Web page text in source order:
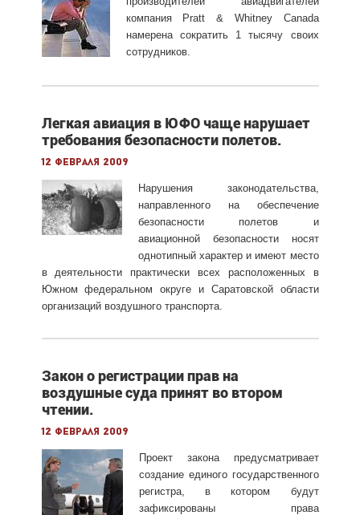
компания Pratt & Whitney Canada
намерена сократить 1 тысячу своих
сотрудников.
Легкая авиация в ЮФО чаще нарушает
требования безопасности полетов.
12 февраля 2009
Нарушения законодательства,
направленного на обеспечение
безопасности полетов и
авиационной безопасности носят
однотипный характер и имеют место
в деятельности практически всех расположенных в
Южном федеральном округе и Саратовской области
организаций воздушного транспорта.
Закон о регистрации прав на
воздушные суда принят во втором
чтении.
12 февраля 2009
Проект закона предусматривает
создание единого государственного
регистра, в котором будут
зафиксированы права